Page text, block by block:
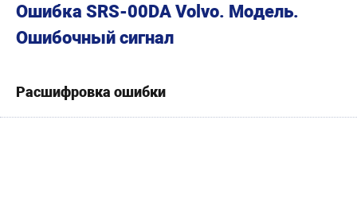
Ошибка SRS-00DA Volvo. Модель.
Ошибочный сигнал
Расшифровка ошибки